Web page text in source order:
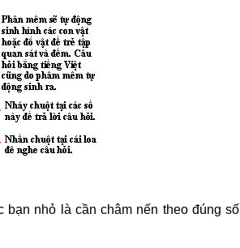
bạn nhỏ là cần châm nến theo đúng số